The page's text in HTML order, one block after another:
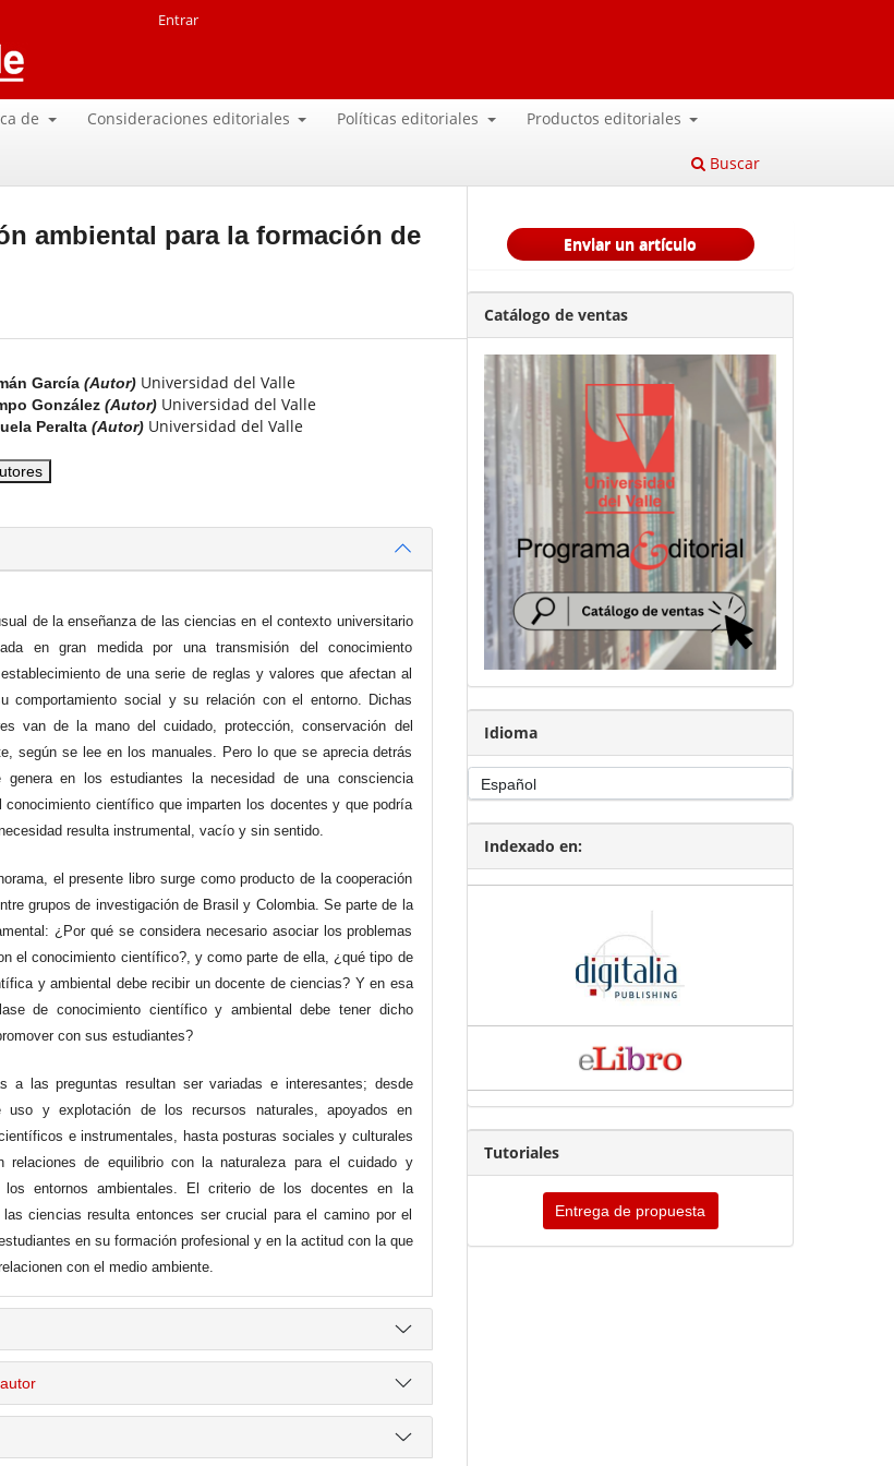
de Consideraciones editoriales Políticas editoriales Productos editoriales
Buscar
Entrar
ambiental para la formación de
García (Autor) Universidad del Valle
González (Autor) Universidad del Valle
Peralta (Autor) Universidad del Valle
de la enseñanza de las ciencias en el contexto universitario
en gran medida por una transmisión del conocimiento
de una serie de reglas y valores que afectan al
comportamiento social y su relación con el entorno. Dichas
van de la mano del cuidado, protección, conservación del
según se lee en los manuales. Pero lo que se aprecia detrás
en los estudiantes la necesidad de una consciencia
conocimiento científico que imparten los docentes y que podría
resulta instrumental, vacío y sin sentido.
el presente libro surge como producto de la cooperación
grupos de investigación de Brasil y Colombia. Se parte de la
¿Por qué se considera necesario asociar los problemas
el conocimiento científico?, y como parte de ella, ¿qué tipo de
y ambiental debe recibir un docente de ciencias? Y en esa
de conocimiento científico y ambiental debe tener dicho
con sus estudiantes?
a las preguntas resultan ser variadas e interesantes; desde
uso y explotación de los recursos naturales, apoyados en
e instrumentales, hasta posturas sociales y culturales
relaciones de equilibrio con la naturaleza para el cuidado y
los entornos ambientales. El criterio de los docentes en la
las ciencias resulta entonces ser crucial para el camino por el
en su formación profesional y en la actitud con la que
con el medio ambiente.
Enviar un artículo
Catálogo de ventas
Idioma
Indexado en:
Tutoriales
Entrega de propuesta